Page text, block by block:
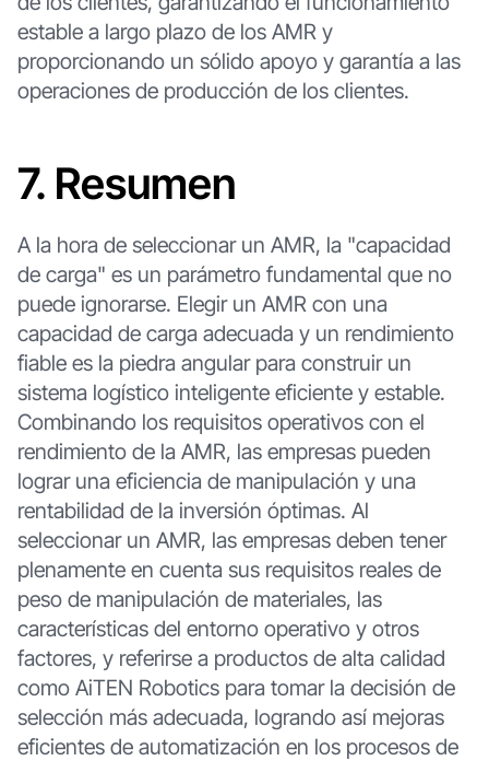
estable a largo plazo de los AMR y
proporcionando un sólido apoyo y garantía a las
operaciones de producción de los clientes.
7. Resumen
A la hora de seleccionar un AMR, la "capacidad
de carga" es un parámetro fundamental que no
puede ignorarse. Elegir un AMR con una
capacidad de carga adecuada y un rendimiento
fiable es la piedra angular para construir un
sistema logístico inteligente eficiente y estable.
Combinando los requisitos operativos con el
rendimiento de la AMR, las empresas pueden
lograr una eficiencia de manipulación y una
rentabilidad de la inversión óptimas. Al
seleccionar un AMR, las empresas deben tener
plenamente en cuenta sus requisitos reales de
peso de manipulación de materiales, las
características del entorno operativo y otros
factores, y referirse a productos de alta calidad
como AiTEN Robotics para tomar la decisión de
selección más adecuada, logrando así mejoras
eficientes de automatización en los procesos de